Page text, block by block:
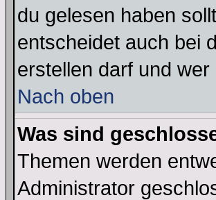
du gelesen haben
entscheidet auch bei
erstellen darf und wer
Nach oben
Was sind
Themen werden
Administrator